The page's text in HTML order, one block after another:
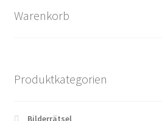
Warenkorb
Produktkategorien